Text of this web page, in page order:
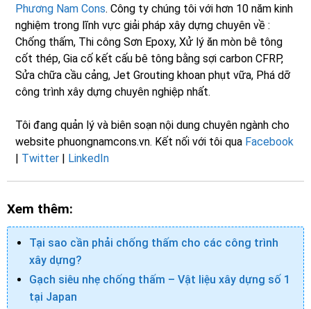
Phương Nam Cons. Công ty chúng tôi với hơn 10 năm kinh
nghiệm trong lĩnh vực giải pháp xây dựng chuyên về :
Chống thấm, Thi công Sơn Epoxy, Xử lý ăn mòn bê tông
cốt thép, Gia cố kết cấu bê tông bằng sợi carbon CFRP,
Sửa chữa cầu cảng, Jet Grouting khoan phụt vữa, Phá dỡ
công trình xây dựng chuyên nghiệp nhất.
Tôi đang quản lý và biên soạn nội dung chuyên ngành cho
website phuongnamcons.vn. Kết nối với tôi qua Facebook
Twitter LinkedIn
Xem thêm:
Tại sao cần phải chống thấm cho các công trình
xây dựng?
Gạch siêu nhẹ chống thấm – Vật liệu xây dựng số 1
tại Japan